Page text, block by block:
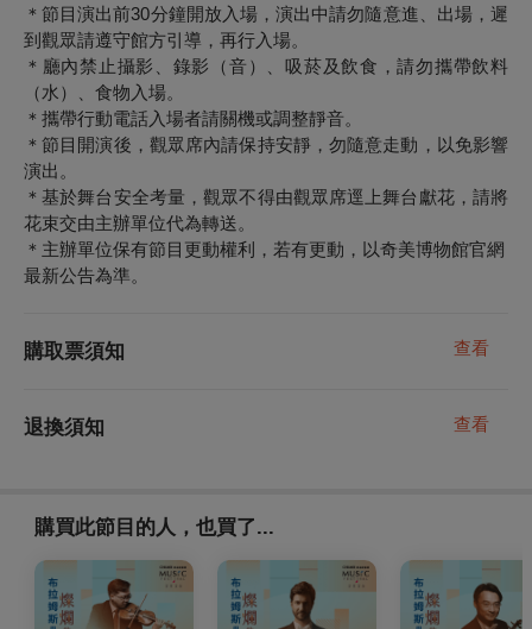
＊節目演出前30分鐘開放入場，演出中請勿隨意進、出場，遲
到觀眾請遵守館方引導，再行入場。
＊廳內禁止攝影、錄影（音）、吸菸及飲食，請勿攜帶飲料
（水）、食物入場。
＊攜帶行動電話入場者請關機或調整靜音。
＊節目開演後，觀眾席內請保持安靜，勿隨意走動，以免影響
演出。
＊基於舞台安全考量，觀眾不得由觀眾席逕上舞台獻花，請將
花束交由主辦單位代為轉送。
＊主辦單位保有節目更動權利，若有更動，以奇美博物館官網
最新公告為準。
購取票須知 查看
退換須知 查看
購買此節目的人，也買了...